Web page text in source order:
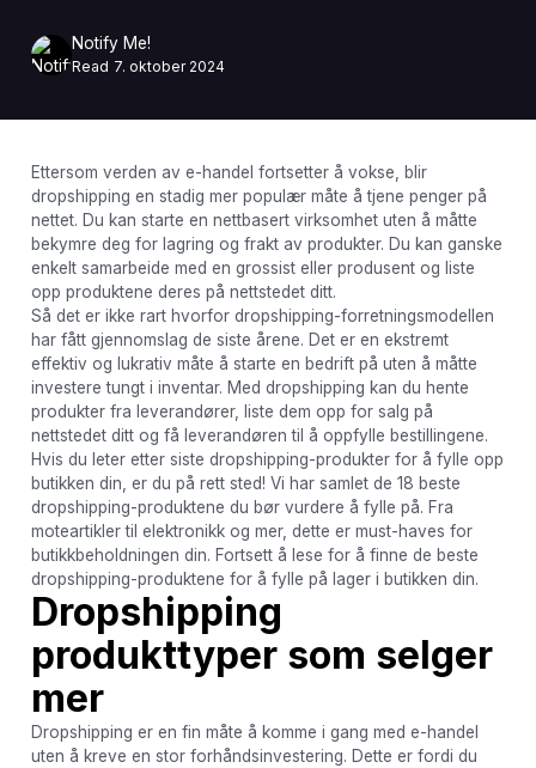
Notify Me!
Read 7. oktober 2024
Ettersom verden av e-handel fortsetter å vokse, blir
dropshipping en stadig mer populær måte å tjene penger på
nettet. Du kan starte en nettbasert virksomhet uten å måtte
bekymre deg for lagring og frakt av produkter. Du kan ganske
enkelt samarbeide med en grossist eller produsent og liste
opp produktene deres på nettstedet ditt.
Så det er ikke rart hvorfor dropshipping-forretningsmodellen
har fått gjennomslag de siste årene. Det er en ekstremt
effektiv og lukrativ måte å starte en bedrift på uten å måtte
investere tungt i inventar. Med dropshipping kan du hente
produkter fra leverandører, liste dem opp for salg på
nettstedet ditt og få leverandøren til å oppfylle bestillingene.
Hvis du leter etter siste dropshipping-produkter for å fylle opp
butikken din, er du på rett sted! Vi har samlet de 18 beste
dropshipping-produktene du bør vurdere å fylle på. Fra
moteartikler til elektronikk og mer, dette er must-haves for
butikkbeholdningen din. Fortsett å lese for å finne de beste
dropshipping-produktene for å fylle på lager i butikken din.
Dropshipping
produkttyper som selger
mer
Dropshipping er en fin måte å komme i gang med e-handel
uten å kreve en stor forhåndsinvestering. Dette er fordi du